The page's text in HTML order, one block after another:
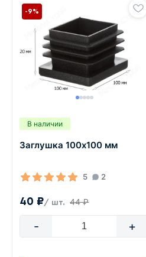
В наличии
Заглушка 100х100 мм
5 2
40 ₽/ шт. 44 ₽
-9%
- +